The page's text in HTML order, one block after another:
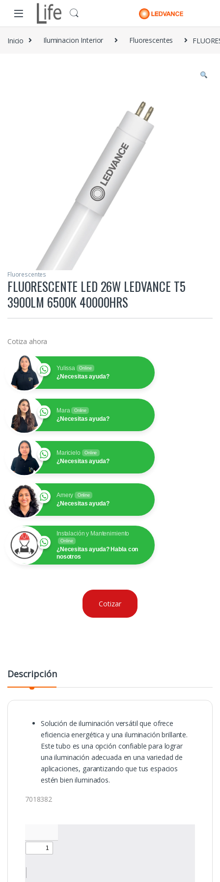
Skip to navigation
Skip to content
Inicio Iluminacion Interior Fluorescentes
Fluorescentes
FLUORESCENTE LED 26W LEDVANCE T5
3900LM 6500K 40000HRS
Cotiza ahora
Yulissa Online
¿Necesitas ayuda?
Mara Online
¿Necesitas ayuda?
Maricielo Online
¿Necesitas ayuda?
Amery Online
¿Necesitas ayuda?
Instalación y Mantenimiento
Online
¿Necesitas ayuda? Habla con
nosotros
Cotizar
Descripción
Solución de iluminación versátil que ofrece
eficiencia energética y una iluminación brillante.
Este tubo es una opción confiable para lograr
una iluminación adecuada en una variedad de
aplicaciones, garantizando que tus espacios
estén bien iluminados.
7018382